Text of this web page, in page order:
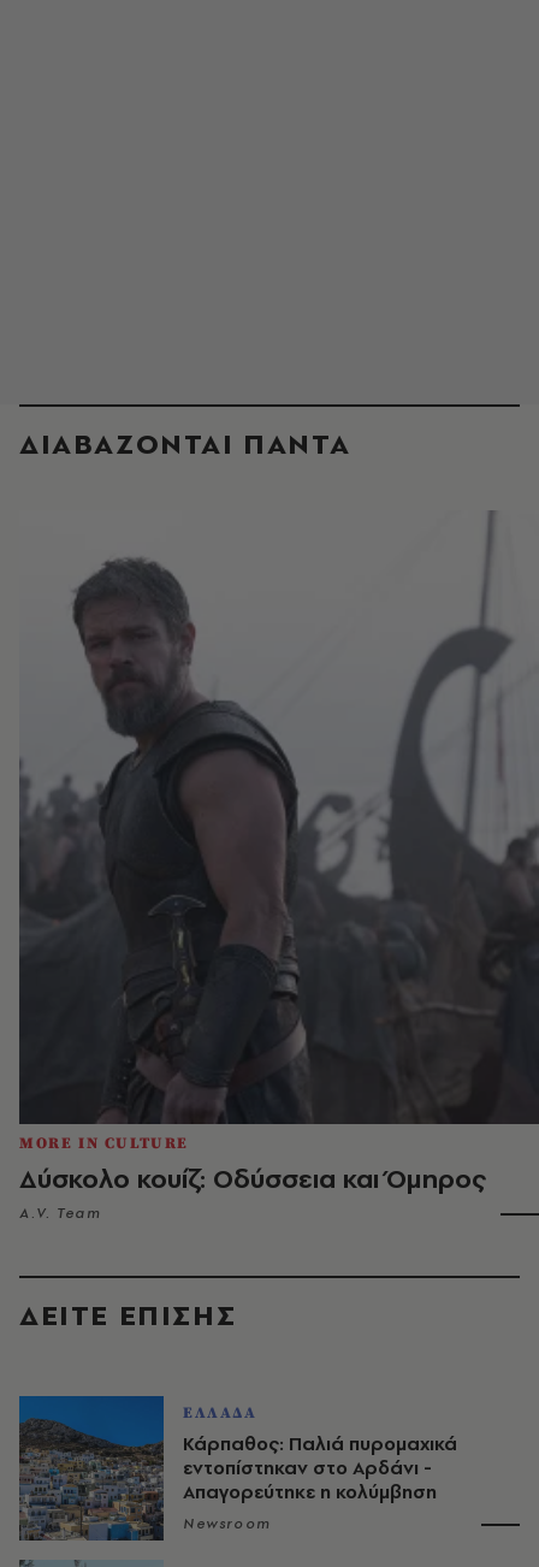
ΔΙΑΒΑΖΟΝΤΑΙ ΠΑΝΤΑ
MORE IN CULTURE
Δύσκολο κουίζ: Οδύσσεια και Όμηρος
A.V. Team
ΔΕΙΤΕ ΕΠΙΣΗΣ
ΕΛΛΑΔΑ
Κάρπαθος: Παλιά πυρομαχικά
εντοπίστηκαν στο Αρδάνι -
Απαγορεύτηκε η κολύμβηση
Newsroom